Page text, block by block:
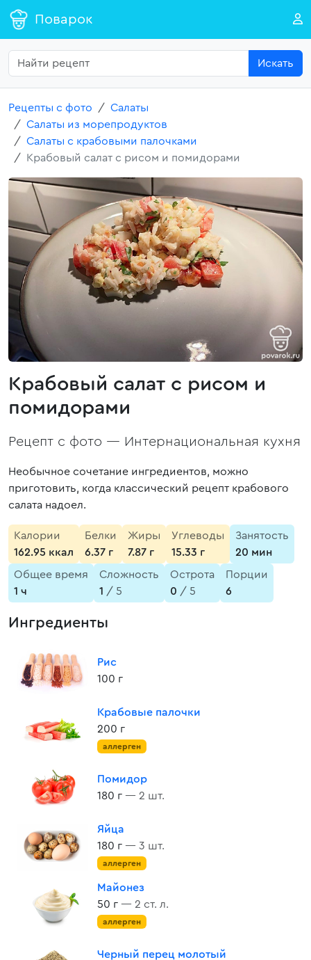
Поварок
Искать
Рецепты с фото
Салаты
Салаты из морепродуктов
Салаты с крабовыми палочками
Крабовый салат с рисом и помидорами
Крабовый салат с рисом и
помидорами
Рецепт с фото — Интернациональная кухня
Необычное сочетание ингредиентов, можно
приготовить, когда классический рецепт крабового
салата надоел.
Калории
162.95 ккал
Белки
6.37 г
Жиры
7.87 г
Углеводы
15.33 г
Занятость
20 мин
Общее время
1 ч
Сложность
1 / 5
Острота
0 / 5
Порции
6
Ингредиенты
Рис
100 г
Крабовые палочки
200 г
аллерген
Помидор
180 г — 2 шт.
Яйца
180 г — 3 шт.
аллерген
Майонез
50 г — 2 ст. л.
аллерген
Черный перец молотый